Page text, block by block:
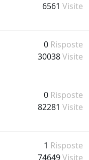
6561 Visite
0 Risposte
30038Visite
0 Risposte
82281 Visite
1 Risposte
74649Visite